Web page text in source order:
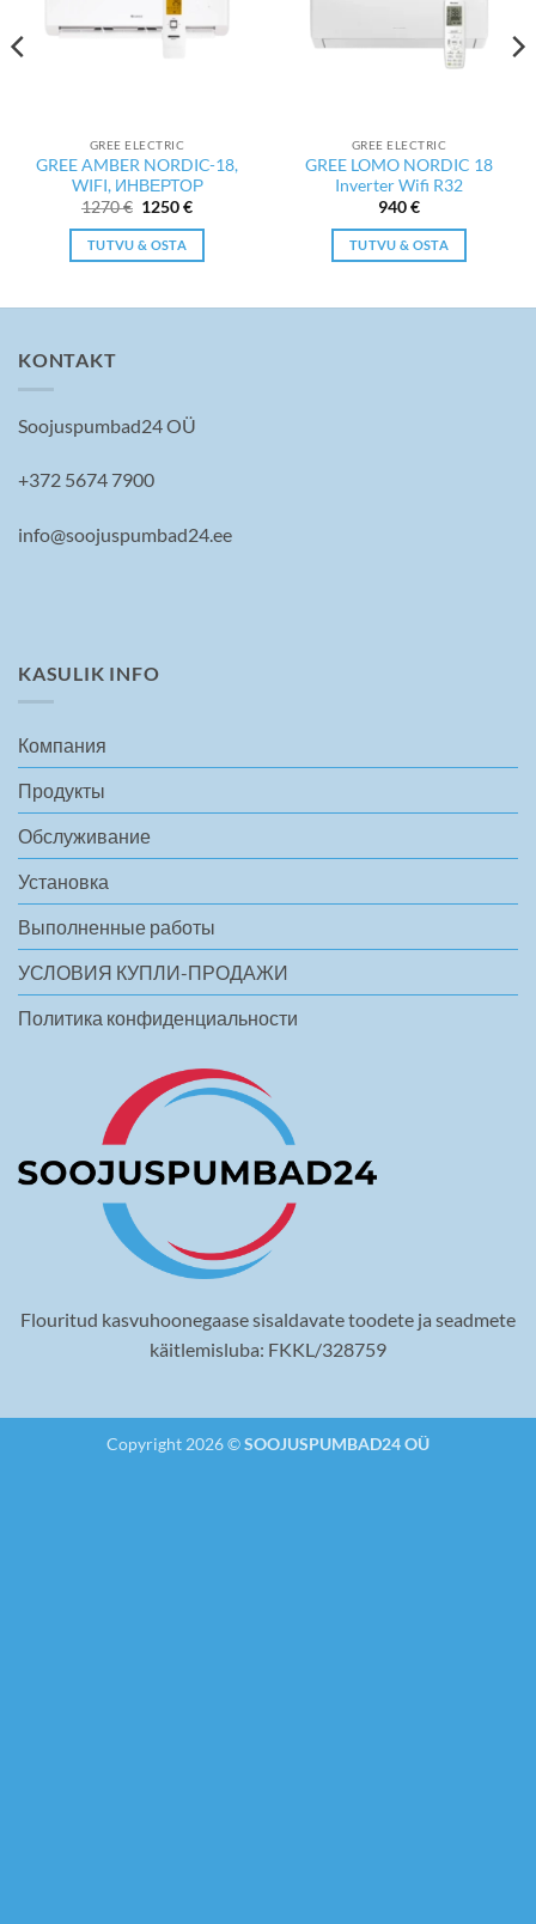
GREE ELECTRIC
GREE AMBER NORDIC-18,
WIFI, ИНВЕРТОР
1270€ Первоначальная
составляла
1270 €.
1250€Текущая
1250 €.
TUTVU & OSTA
GREE ELECTRIC
GREE LOMO NORDIC 18
Inverter Wifi R32
940€
TUTVU & OSTA
KONTAKT
Soojuspumbad24 OÜ
+372 5674 7900
info@soojuspumbad24.ee
KASULIK INFO
Компания
Продукты
Обслуживание
Установка
Выполненные работы
УСЛОВИЯ КУПЛИ-ПРОДАЖИ
Политика конфиденциальности
Flouritud kasvuhoonegaase sisaldavate toodete ja seadmete
käitlemisluba: FKKL/328759
Copyright 2026 ©SOOJUSPUMBAD24 OÜ